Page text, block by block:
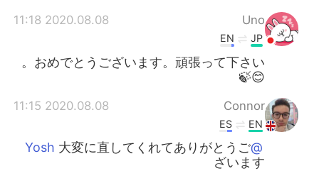
Uno
2020.08.08 11:18
JP
EN
おめでとうございます。頑張って下さい。
😊🍃
Connor
2020.08.08 11:15
EN
ES
@Yosh
大変に直してくれてありがとうご
ざいます